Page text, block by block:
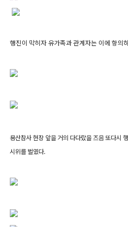
행진이 막히자 유가족과 관계자는 이에 항의
용산참사 현장 앞을 거의 다다랐을 즈음 또다시
시위를 벌였다.